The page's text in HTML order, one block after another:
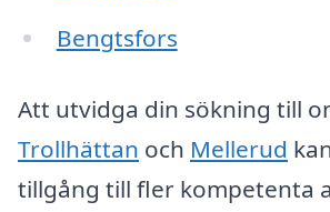
Bengtsfors
Att utvidga din sökning till
Trollhättan och Mellerud
tillgång till fler kompetenta